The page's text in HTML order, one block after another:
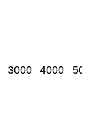
3000 4000